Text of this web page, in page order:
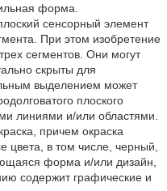
форма.
сенсорный элемент
При этом изобретение
сегментов. Они могут
скрыты для
выделением может
плоского
линиями и/или областями.
причем окраска
цвета, в том числе, черный,
форма и/или дизайн,
содержит графические и